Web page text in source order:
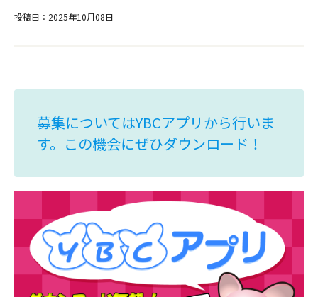
イベント
ＹＢＣオンデマンド
投稿日：2025年10月08日
募集についてはYBCアプリから行いま
す。この機会にぜひダウンロード！